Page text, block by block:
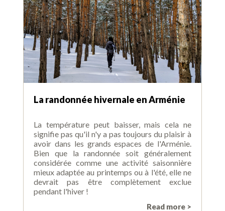
La randonnée hivernale en Arménie
La température peut baisser, mais cela ne
signifie pas qu'il n'y a pas toujours du plaisir à
avoir dans les grands espaces de l'Arménie.
Bien que la randonnée soit généralement
considérée comme une activité saisonnière
mieux adaptée au printemps ou à l'été, elle ne
devrait pas être complètement exclue
pendant l'hiver !
Read more >